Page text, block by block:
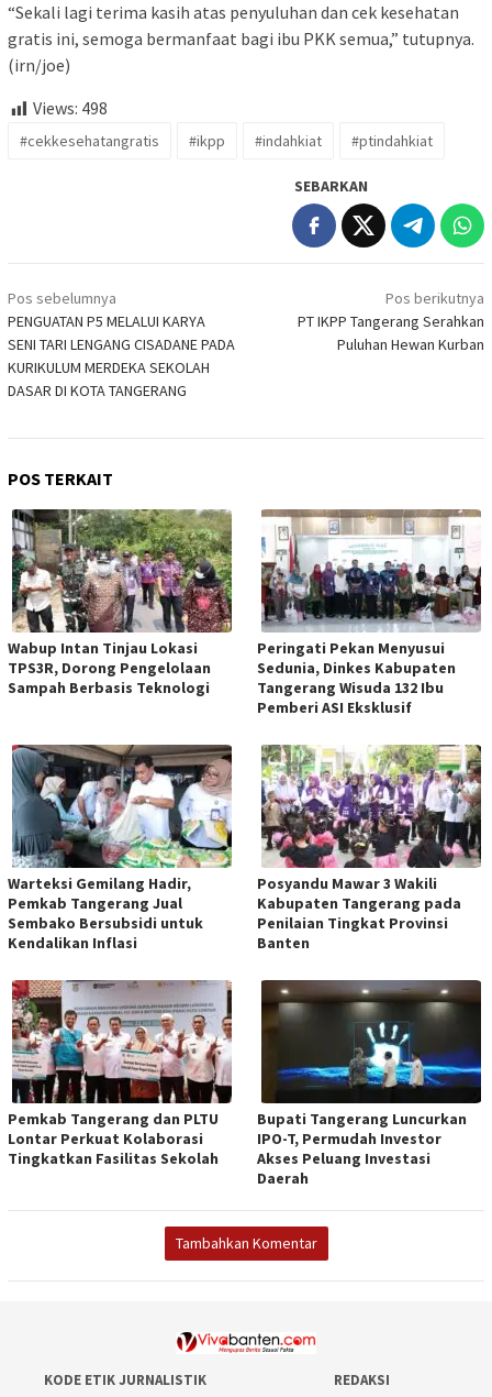
“Sekali lagi terima kasih atas penyuluhan dan cek kesehatan
gratis ini, semoga bermanfaat bagi ibu PKK semua,” tutupnya.
(irn/joe)
Views: 498
#cekkesehatangratis #ikpp #indahkiat #ptindahkiat
SEBARKAN
Navigasi
pos
Pos sebelumnya
PENGUATAN P5 MELALUI KARYA
SENI TARI LENGANG CISADANE PADA
KURIKULUM MERDEKA SEKOLAH
DASAR DI KOTA TANGERANG
Pos berikutnya
PT IKPP Tangerang Serahkan
Puluhan Hewan Kurban
POS TERKAIT
Wabup Intan Tinjau Lokasi
TPS3R, Dorong Pengelolaan
Sampah Berbasis Teknologi
Peringati Pekan Menyusui
Sedunia, Dinkes Kabupaten
Tangerang Wisuda 132 Ibu
Pemberi ASI Eksklusif
Warteksi Gemilang Hadir,
Pemkab Tangerang Jual
Sembako Bersubsidi untuk
Kendalikan Inflasi
Posyandu Mawar 3 Wakili
Kabupaten Tangerang pada
Penilaian Tingkat Provinsi
Banten
Pemkab Tangerang dan PLTU
Lontar Perkuat Kolaborasi
Tingkatkan Fasilitas Sekolah
Bupati Tangerang Luncurkan
IPO-T, Permudah Investor
Akses Peluang Investasi
Daerah
Tambahkan Komentar
KODE ETIK JURNALISTIK REDAKSI